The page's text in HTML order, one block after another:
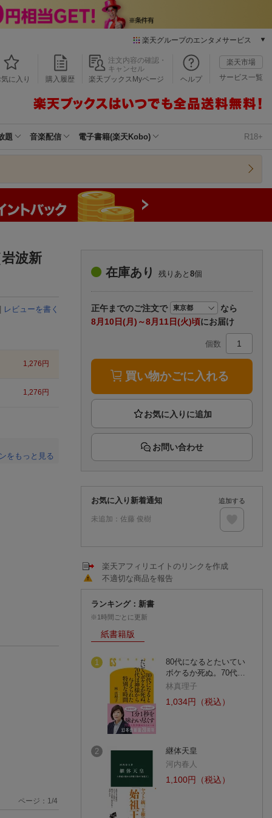
楽天グループのエンタメサービス
本/ゲーム/CD/DVD
楽天ブックス
楽天Kobo
楽天チケット
エンタメニュース
推し楽
気に入り 購入履歴
注文内容の確認・
キャンセル
楽天ブックスMyページ
ヘルプ
楽天市場
サービス一覧
題 音楽配信 電子書籍(楽天Kobo) R18+
波新
| レビューを書く
1,276 円
1,276 円
をもっと見る
ページ： 1 /4
在庫あり 残りあと 8個
正午までのご注文で
なら
8月10日(月)～8月11日(火)頃にお届け
個数
買い物かごに入れる
お問い合わせ
お気に入り新着通知
未追加： 佐藤 俊樹
追加する
楽天アフィリエイトのリンクを作成
不適切な商品を報告
ランキング：新書
※1時間ごとに更新
紙書籍版
1
80代になるとたいてい
ボケるか死ぬ。70代…
林真理子
1,034円（税込）
2
継体天皇
河内春人
1,100円（税込）